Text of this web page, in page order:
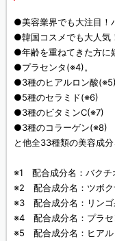
●美容業界でも大注目！
●韓国コスメでも大人気
●年齢を重ねてきた方に
●プラセンタ(※4)。
●3種のヒアルロン酸(※5)
●5種のセラミド(※6)
●3種のビタミンC(※7)
●3種のコラーゲン(※8)
と他全33種類の美容成分
※1 配合成分名：バク
※2 配合成分名：ツボ
※3 配合成分名：リン
※4 配合成分名：プラ
※5 配合成分名：ヒアル